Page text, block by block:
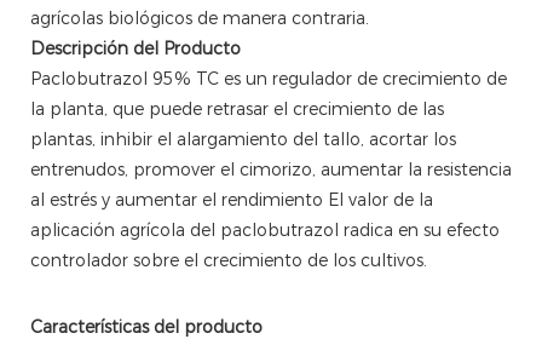
agrícolas biológicos de manera contraria.
Descripción del Producto
Paclobutrazol 95% TC es un regulador de crecimiento de
la planta, que puede retrasar el crecimiento de las
plantas, inhibir el alargamiento del tallo, acortar los
entrenudos, promover el cimorizo, aumentar la resistencia
al estrés y aumentar el rendimiento El valor de la
aplicación agrícola del paclobutrazol radica en su efecto
controlador sobre el crecimiento de los cultivos.
Características del producto